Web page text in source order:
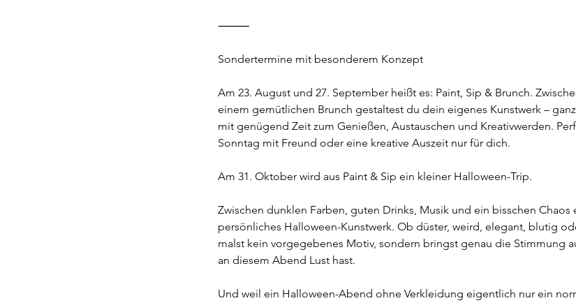
⸻
Sondertermine mit besonderem Konzept
Am 23. August und 27. September heißt es: Paint, Sip & Brunch.
einem gemütlichen Brunch gestaltest du dein eigenes Kunstwerk –
mit genügend Zeit zum Genießen, Austauschen und Kreativwerden.
Sonntag mit Freund oder eine kreative Auszeit nur für dich.
Am 31. Oktober wird aus Paint & Sip ein kleiner Halloween-Trip.
Zwischen dunklen Farben, guten Drinks, Musik und ein bisschen Chaos
persönliches Halloween-Kunstwerk. Ob düster, weird, elegant, blutig
malst kein vorgegebenes Motiv, sondern bringst genau die Stimmung
an diesem Abend Lust hast.
Und weil ein Halloween-Abend ohne Verkleidung eigentlich nur ein